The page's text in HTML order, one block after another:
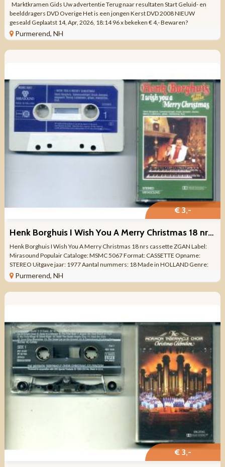
Marktkramen Gids Uw advertentie Terug naar resultaten Start Geluid- en
beelddragers DVD Overige Het is een jongen Kerst DVD 2008 NIEUW
geseald Geplaatst 14, Apr, 2026, 18:14 96 x bekeken € 4,- Bewaren?
Samenvatting ...
Purmerend, NH
€ 3,-
Henk Borghuis I Wish You A Merry Christmas 18 nrs ZGAN
Henk Borghuis I Wish You A Merry Christmas 18 nrs cassette ZGAN Label:
Mirasound Populair Cataloge: MSMC 5067 Format: CASSETTE Opname:
STEREO Uitgave jaar: 1977 Aantal nummers: 18 Made in HOLLAND Genre:
Kerst Folk, World, & ...
Purmerend, NH
€ 3,-